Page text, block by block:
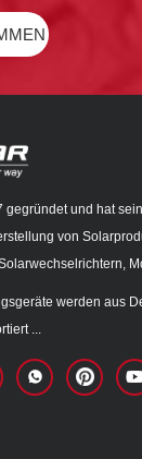
gegründet und hat
von
werden aus
...